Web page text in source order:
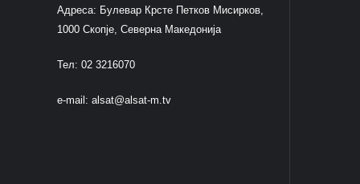
Адреса: Булевар Крсте Петков Мисирков,
1000 Скопје, Северна Македонија
Тел: 02 3216070
e-mail: alsat@alsat-m.tv